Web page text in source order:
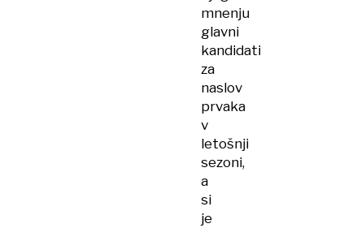
mnenju
glavni
kandidati
za
naslov
prvaka
v
letošnji
sezoni,
a
si
je